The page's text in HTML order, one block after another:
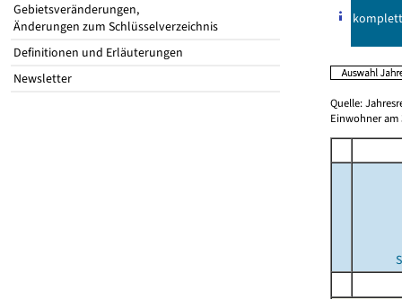
Gebietsveränderungen,
Änderungen zum Schlüsselverzeichnis
Definitionen und Erläuterungen
Newsletter
komplett
Quelle:
Einwohner am